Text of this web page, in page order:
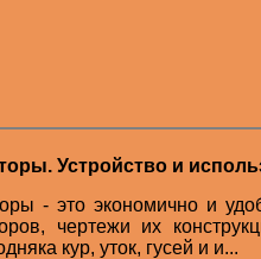
Устройство и
- это экономично и
чертежи их
кур, уток, гусей и и...